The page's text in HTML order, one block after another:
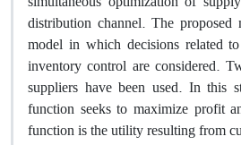
distribution channel. The
model in which decisions related
inventory control are considered.
suppliers have been used. In this
function seeks to maximize profit
function is the utility resulting from